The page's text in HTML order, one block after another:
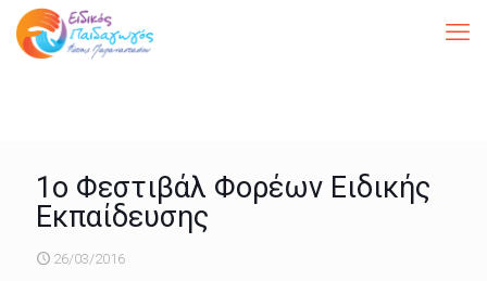
1ο Φεστιβάλ Φορέων Ειδικής
Εκπαίδευσης
26/03/2016